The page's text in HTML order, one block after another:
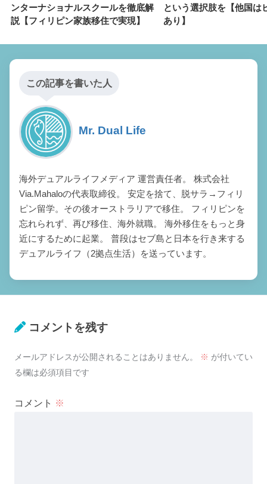
ンターナショナルスクールを徹底解
説【フィリピン家族移住で実現】
という選択肢を【他国は
あり】
この記事を書いた人
Mr. Dual Life
海外デュアルライフメディア 運営責任者。 株式会社
Via.Mahaloの代表取締役。 安定を捨て、脱サラ→フィリ
ピン留学。その後オーストラリアで移住。 フィリピンを
忘れられず、再び移住、海外就職。 海外移住をもっと身
近にするために起業。 普段はセブ島と日本を行き来する
デュアルライフ（2拠点生活）を送っています。
コメントを残す
メールアドレスが公開されることはありません。 ※ が付いてい
る欄は必須項目です
コメント ※